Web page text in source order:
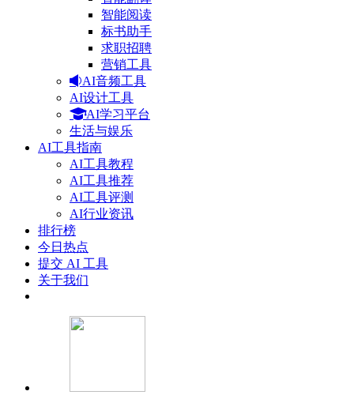
智能阅读
标书助手
求职招聘
营销工具
AI音频工具
AI设计工具
AI学习平台
生活与娱乐
AI工具指南
AI工具教程
AI工具推荐
AI工具评测
AI行业资讯
排行榜
今日热点
提交 AI 工具
关于我们